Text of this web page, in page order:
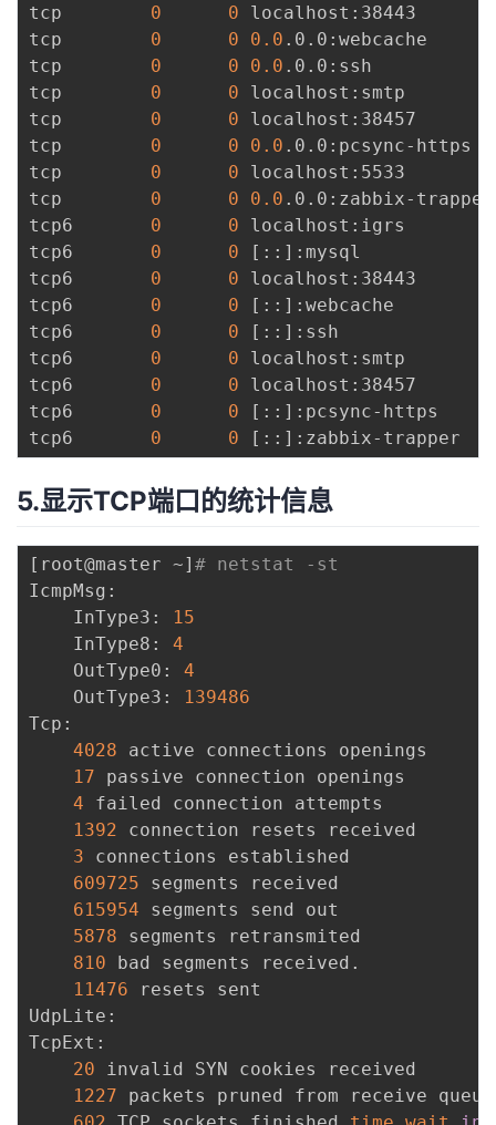
tcp 0 0
tcp 0 0 0.0
tcp 0 0 0.0
tcp 0 0
tcp 0 0
tcp 0 0 0.0 .0.0:pcsync-
tcp 0 0
tcp 0 0 0.0 .0.0:zabbix-
tcp6 0 0
tcp6 0 0 [ :: ]
tcp6 0 0
tcp6 0 0 [ :: ]
tcp6 0 0 [ :: ]
tcp6 0 0
tcp6 0 0
tcp6 0 0 [ :: ] :pcsync-
tcp6 0 0 [ :: ] :zabbix-
5.显示TCP端口的统计信息
[ root@master ~] # netstat -st
IcmpMsg:
    InType3:
15
    InType8:
4
    OutType0:
4
    OutType3:
139486
Tcp:
4028 active connections openings
17 passive connection openings
4 failed connection attempts
1392 connection resets received
3 connections established
609725 segments received
615954 segments send out
5878 segments retransmited
810 bad segments received.
11476 resets sent
UdpLite:
TcpExt:
20 invalid SYN cookies received
1227 packets pruned from receive